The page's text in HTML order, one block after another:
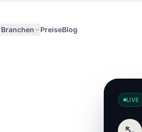
Branchen PreiseBlog
LIVE